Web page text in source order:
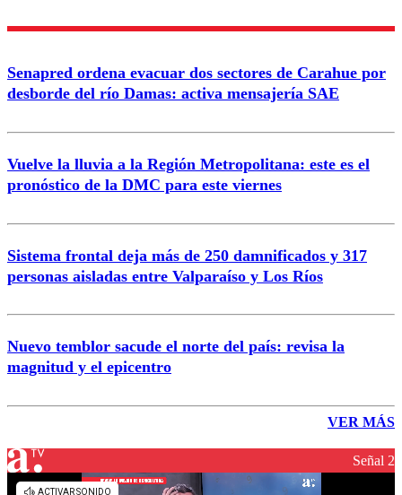
Enviar comentario
Senapred ordena evacuar dos sectores de Carahue por
desborde del río Damas: activa mensajería SAE
Vuelve la lluvia a la Región Metropolitana: este es el
pronóstico de la DMC para este viernes
Sistema frontal deja más de 250 damnificados y 317
personas aisladas entre Valparaíso y Los Ríos
Nuevo temblor sacude el norte del país: revisa la
magnitud y el epicentro
VER MÁS
Señal 2